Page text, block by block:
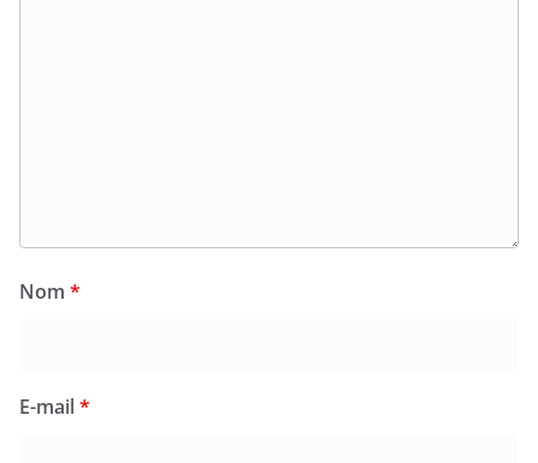
Nom *
E-mail*